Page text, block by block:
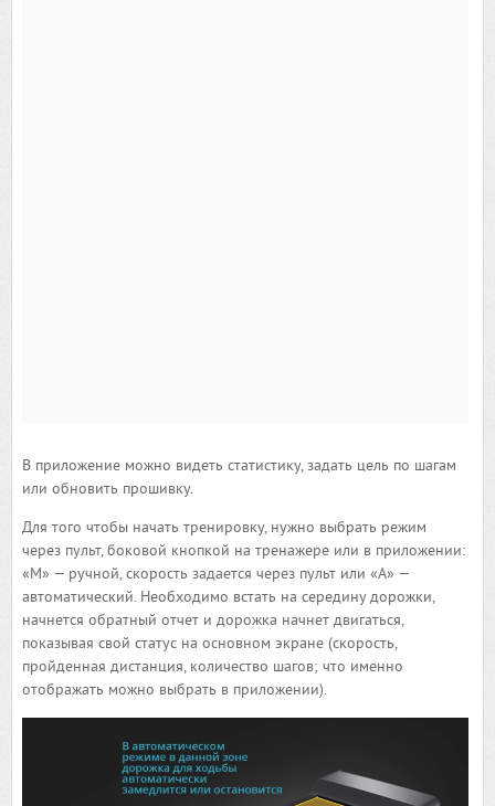
В приложение можно видеть статистику, задать цель по шагам
или обновить прошивку.
Для того чтобы начать тренировку, нужно выбрать режим
через пульт, боковой кнопкой на тренажере или в приложении:
«М» — ручной, скорость задается через пульт или «А» —
автоматический. Необходимо встать на середину дорожки,
начнется обратный отчет и дорожка начнет двигаться,
показывая свой статус на основном экране (скорость,
пройденная дистанция, количество шагов; что именно
отображать можно выбрать в приложении).